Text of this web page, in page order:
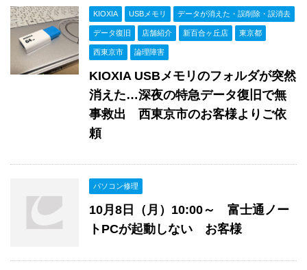
KIOXIA USBメモリ データが消えた・誤削除・誤消去
データ復旧 店舗紹介 新百合ヶ丘店 東京都
西東京市 論理障害
KIOXIA USBメモリのフォルダが突然
消えた…深夜の特急データ復旧で無
事救出 西東京市のお客様よりご依
頼
パソコン修理
10月8日（月）10:00～ 富士通ノー
トPCが起動しない お客様